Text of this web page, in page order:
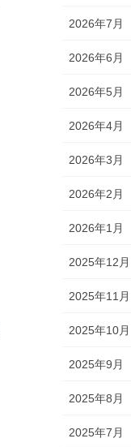
2026年7月
2026年6月
2026年5月
2026年4月
2026年3月
2026年2月
2026年1月
2025年12月
2025年11月
2025年10月
2025年9月
2025年8月
2025年7月